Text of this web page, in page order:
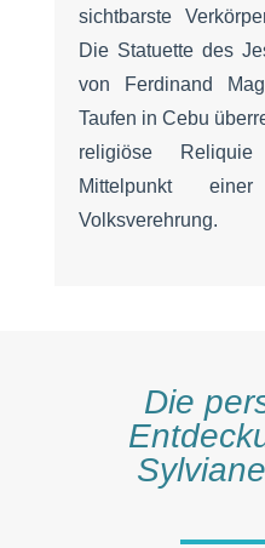
sichtbarste
Die Statuette des
von Ferdinand
Taufen in Cebu
religiöse
Mittelpunkt
Volksverehrung.
Die